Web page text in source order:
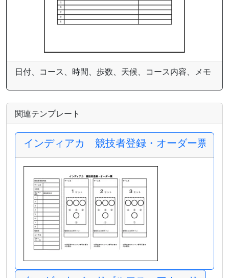
日付、コース、時間、歩数、天候、コース内容、メモ
関連テンプレート
インディアカ 競技者登録・オーダー票